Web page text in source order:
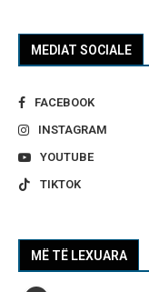
MEDIAT SOCIALE
FACEBOOK
INSTAGRAM
YOUTUBE
TIKTOK
MË TË LEXUARA